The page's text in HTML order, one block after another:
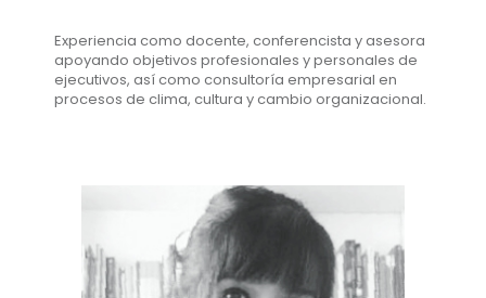
Experiencia como docente, conferencista y asesora
apoyando objetivos profesionales y personales de
ejecutivos, así como consultoría empresarial en
procesos de clima, cultura y cambio organizacional.